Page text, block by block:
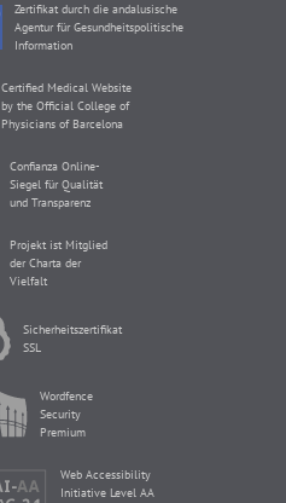
Zertifikat durch die andalusische
Agentur für Gesundheitspolitische
Information
Certified Medical Website
by the Official College of
Physicians of Barcelona
Confianza Online-
Siegel für Qualität
und Transparenz
Projekt ist Mitglied
der Charta der
Vielfalt
Sicherheitszertifikat
SSL
Wordfence
Security
Premium
Web Accessibility
Initiative Level AA